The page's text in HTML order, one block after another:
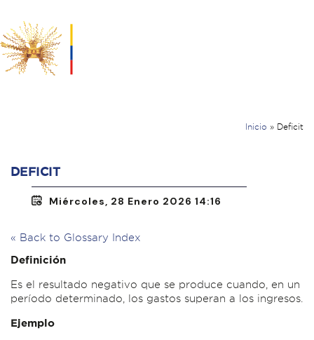
Inicio » Deficit
DEFICIT
Miércoles, 28 Enero 2026 14:16
« Back to Glossary Index
Definición
Es el resultado negativo que se produce cuando, en un
período determinado, los gastos superan a los ingresos.
Ejemplo